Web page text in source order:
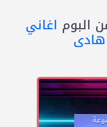
البوم اغاني